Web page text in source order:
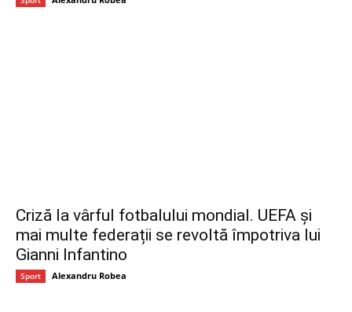
Criză la vârful fotbalului mondial. UEFA și
mai multe federații se revoltă împotriva lui
Gianni Infantino
Sport Alexandru Robea